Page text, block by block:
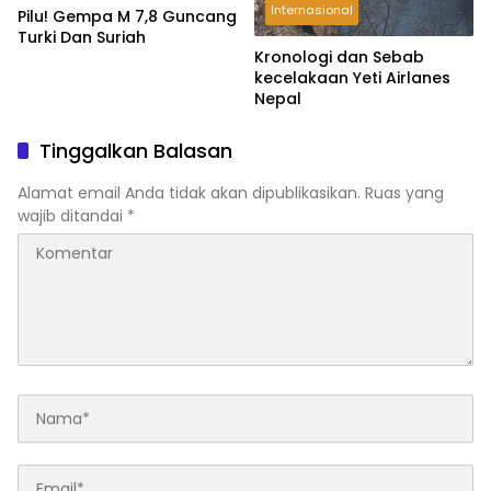
Pilu! Gempa M 7,8 Guncang
Turki Dan Suriah
Internasional
Kronologi dan Sebab
kecelakaan Yeti Airlanes
Nepal
Tinggalkan Balasan
Alamat email Anda tidak akan dipublikasikan. Ruas yang
wajib ditandai *